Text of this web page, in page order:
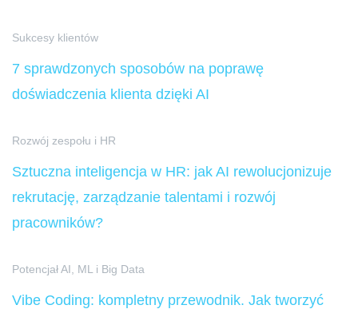
Sukcesy klientów
7 sprawdzonych sposobów na poprawę
doświadczenia klienta dzięki AI
Rozwój zespołu i HR
Sztuczna inteligencja w HR: jak AI rewolucjonizuje
rekrutację, zarządzanie talentami i rozwój
pracowników?
Potencjał AI, ML i Big Data
Vibe Coding: kompletny przewodnik. Jak tworzyć